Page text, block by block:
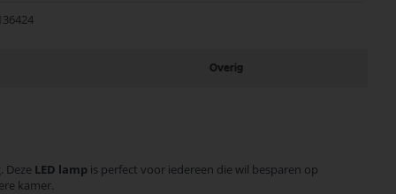
Overig
Deze LED lamp is perfect voor iedereen die wil besparen op
kamer.